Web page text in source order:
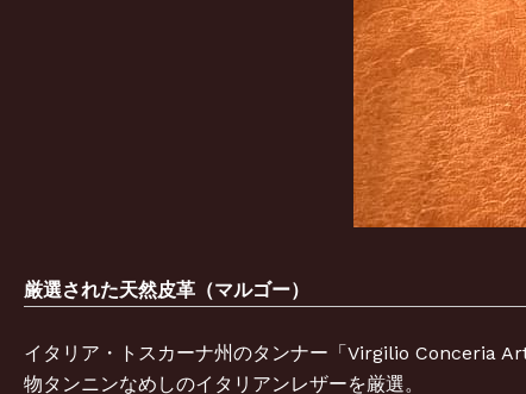
厳選された天然皮革（マルゴー）
イタリア・トスカーナ州のタンナー「Virgilio Conceria
物タンニンなめしのイタリアンレザーを厳選。